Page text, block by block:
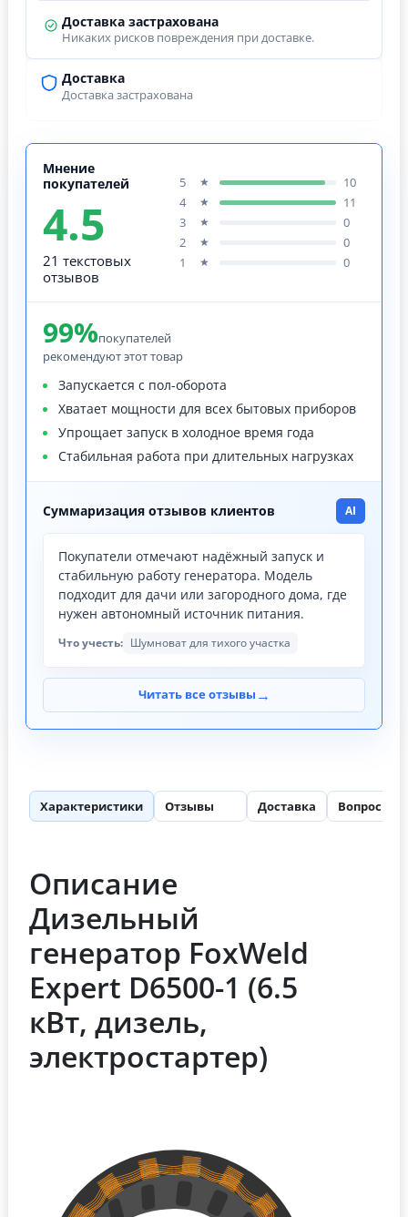
Доставка
Доставка застрахована
Доставка застрахована
Никаких рисков повреждения при доставке.
Мнение
покупателей
4.5
21 текстовых
отзывов
5 ★
10
4
★
11
3
★
0
2
★
0
1
★ 0
99%покупателей
рекомендуют этот товар
Запускается с пол-оборота
Хватает мощности для всех бытовых приборов
Упрощает запуск в холодное время года
Стабильная работа при длительных нагрузках
Суммаризация отзывов клиентов AI
Покупатели отмечают надёжный запуск и
стабильную работу генератора. Модель
подходит для дачи или загородного дома, где
нужен автономный источник питания.
Что учесть: Шумноват для тихого участка
Читать все отзывы →
Характеристики Отзывы Доставка Вопросы
Описание
Дизельный
генератор FoxWeld
Expert D6500-1 (6.5
кВт, дизель,
электростартер)